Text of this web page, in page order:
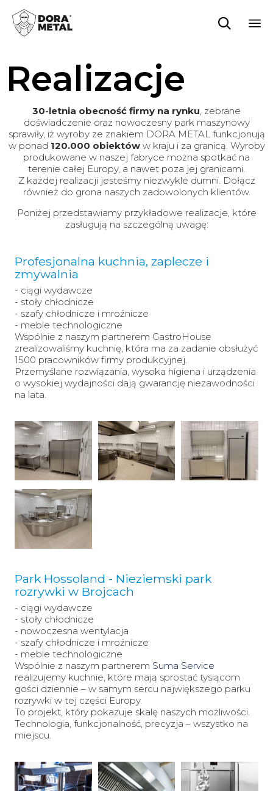

Realizacje
30-letnia obecność firmy na rynku, zebrane
doświadczenie oraz nowoczesny park maszynowy
sprawiły, iż wyroby ze znakiem DORA METAL funkcjonują
w ponad 120.000 obiektóww kraju i za granicą. Wyroby
produkowane w naszej fabryce można spotkać na
terenie całej Europy, a nawet poza jej granicami.
Z każdej realizacji jesteśmy niezwykle dumni. Dołącz
również do grona naszych zadowolonych klientów.
Poniżej przedstawiamy przykładowe realizacje, które
zasługują na szczególną uwagę:
Profesjonalna kuchnia, zaplecze i
zmywalnia
- ciągi wydawcze
- stoły chłodnicze
- szafy chłodnicze i mroźnicze
- meble technologiczne
Wspólnie z naszym partnerem GastroHouse
zrealizowaliśmy kuchnię, która ma za zadanie obsłużyć
1500 pracowników firmy produkcyjnej.
Przemyślane rozwiązania, wysoka higiena i urządzenia
o wysokiej wydajności dają gwarancję niezawodności
na lata.
Park Hossoland - Nieziemski park
rozrywki w Brojcach
- ciągi wydawcze
- stoły chłodnicze
- nowoczesna wentylacja
- szafy chłodnicze i mroźnicze
- meble technologiczne
Wspólnie z naszym partnerem Suma Service
realizujemy kuchnie, które mają sprostać tysiącom
gości dziennie – w samym sercu największego parku
rozrywki w tej części Europy.
To projekt, który pokazuje skalę naszych możliwości.
Technologia, funkcjonalność, precyzja – wszystko na
miejscu.